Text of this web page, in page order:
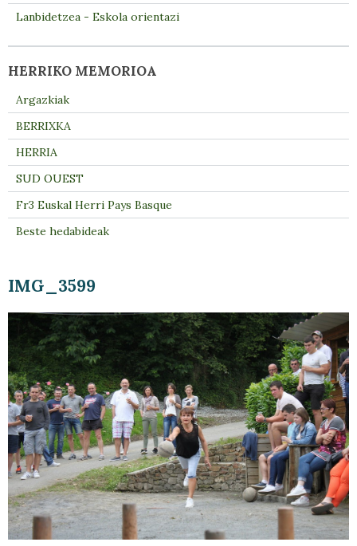
IMG_3599
Lanbidetzea - Eskola orientazi
HERRIKO MEMORIOA
Argazkiak
BERRIXKA
HERRIA
SUD OUEST
Fr3 Euskal Herri Pays Basque
Beste hedabideak